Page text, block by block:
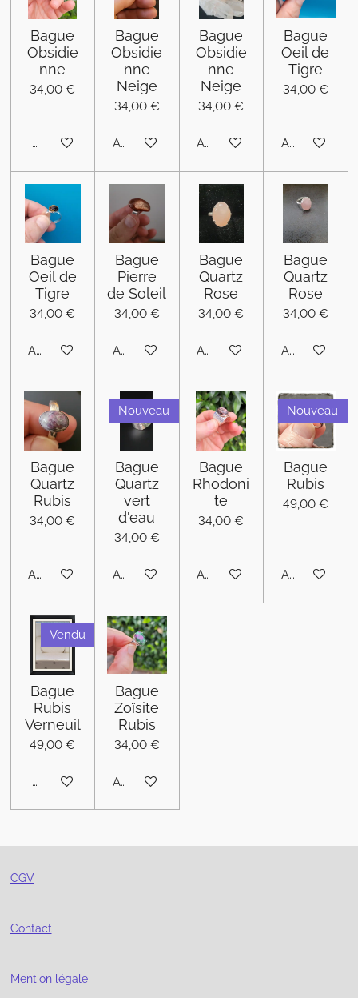
Bague
Obsidie
nne
34,00 €
M'avertir si disponible
Bague
Obsidie
nne
Neige
34,00 €
Ajouter au panier
Bague
Obsidie
nne
Neige
34,00 €
Ajouter au panier
Bague
Oeil de
Tigre
34,00 €
Ajouter au
Bague
Oeil de
Tigre
34,00 €
Ajouter au panier
Bague
Pierre
de Soleil
34,00 €
Ajouter au panier
Bague
Quartz
Rose
34,00 €
Ajouter au panier
Bague
Quartz
Rose
34,00 €
Ajouter au
Bague
Quartz
Rubis
34,00 €
Ajouter au panier
Nouveau
Bague
Quartz
vert
d'eau
34,00 €
Ajouter au panier
Bague
Rhodoni
te
34,00 €
Ajouter au panier
Nouveau
Bague
Rubis
49,00 €
Ajouter au
Vendu
Bague
Rubis
Verneuil
49,00 €
M'avertir si disponible
Bague
Zoïsite
Rubis
34,00 €
Ajouter au panier
CGV
Contact
Mention légale